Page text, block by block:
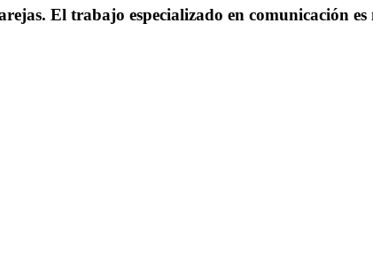
El trabajo especializado en comunicación